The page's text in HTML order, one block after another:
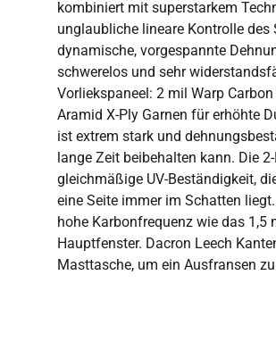
kombiniert mit superstarkem
unglaubliche lineare Kontrolle
dynamische, vorgespannte
schwerelos und sehr
Vorliekspaneel: 2 mil Warp
Aramid X-Ply Garnen für erhöhte
ist extrem stark und
lange Zeit beibehalten kann. Die
gleichmäßige UV-Beständigkeit,
eine Seite immer im Schatten
hohe Karbonfrequenz wie das 1,5
Hauptfenster. Dacron Leech
Masttasche, um ein Ausfransen